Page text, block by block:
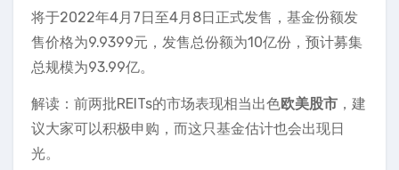
将于2022年4月7日至4月8日正式发售，基金份额发
售价格为9.9399元，发售总份额为10亿份，预计募集
总规模为93.99亿。
解读：前两批REITs的市场表现相当出色欧美股市 ，建
议大家可以积极申购，而这只基金估计也会出现日
光。